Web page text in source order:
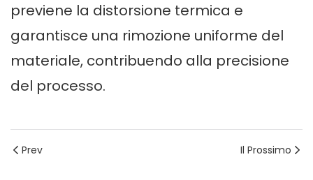
previene la distorsione termica e
garantisce una rimozione uniforme del
materiale, contribuendo alla precisione
del processo.
Prev Il Prossimo